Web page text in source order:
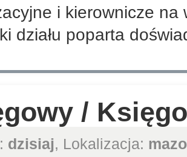
i kierownicze
działu poparta
/
dzisiaj, Lokalizacja: